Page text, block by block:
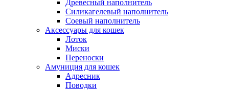
Древесный наполнитель
Силикагелевый наполнитель
Соевый наполнитель
Аксессуары для кошек
Лоток
Миски
Переноски
Амуниция для кошек
Адресник
Поводки